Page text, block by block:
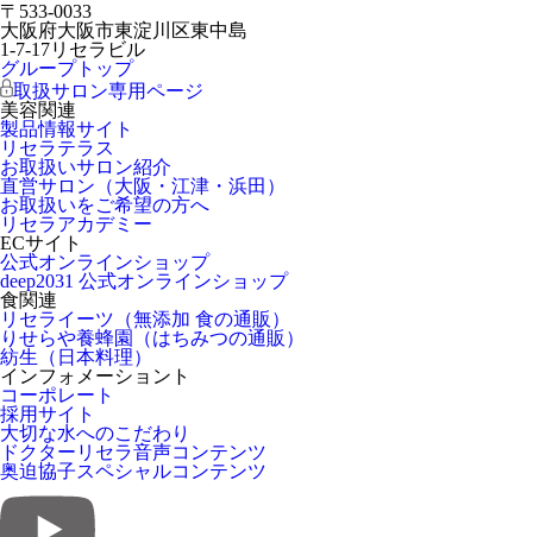
〒533-0033
大阪府大阪市東淀川区東中島
1-7-17リセラビル
グループトップ
取扱サロン専用ページ
美容関連
製品情報サイト
リセラテラス
お取扱いサロン紹介
直営サロン（大阪・江津・浜田）
お取扱いをご希望の方へ
リセラアカデミー
ECサイト
公式オンラインショップ
deep2031 公式オンラインショップ
食関連
リセライーツ（無添加 食の通販）
りせらや養蜂園（はちみつの通販）
紡生（日本料理）
インフォメーショント
コーポレート
採用サイト
大切な水へのこだわり
ドクターリセラ音声コンテンツ
奥迫協子スペシャルコンテンツ